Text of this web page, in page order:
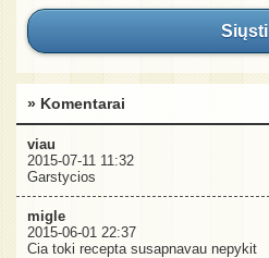
Siųsti
» Komentarai
viau
2015-07-11 11:32
Garstycios
migle
2015-06-01 22:37
Cia toki recepta susapnavau nepykit